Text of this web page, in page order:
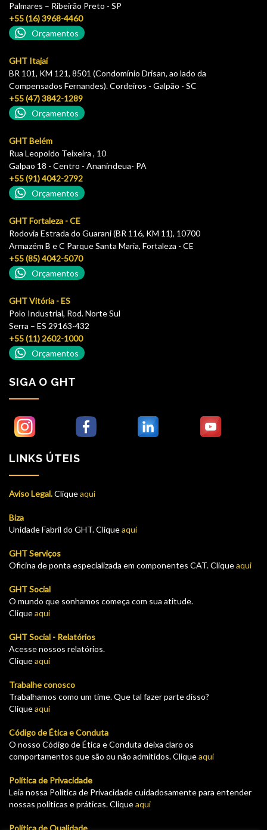
Palmares – Ribeirão Preto - SP
+55 (16) 3968-4460
Orçamentos
GHT Itajaí
BR 101, KM 121, 8501 (Condomínio Drisan, ao lado da
Compensados Fernandes). Cordeiros - Galpão - SC
+55 (47) 3842-1289
Orçamentos
GHT Belém
Rua Leopoldo Teixeira , 10
Galpao 18 - Centro - Ananindeua- PA
+55 (91) 4042-2792
Orçamentos
GHT Fortaleza - CE
Rodovia Estrada do Guarani (BR 116, KM 11), 10700
Armazém B e C Parque Santa Maria, Fortaleza - CE
+55 (85) 4042-5070
Orçamentos
GHT Vitória - ES
Polo Industrial, Rod. Norte Sul
Serra – ES 29163-432
+55 (11) 2602-1000
Orçamentos
SIGA O GHT
LINKS ÚTEIS
Aviso Legal.Cliqueaqui
Biza
Unidade Fabril do GHT. Cliqueaqui
GHT Serviços
Oficina de ponta especializada em componentes CAT. Cliqueaqui
GHT Social
O mundo que sonhamos começa com sua atitude.
Cliqueaqui
GHT Social - Relatórios
Acesse nossos relatórios.
Cliqueaqui
Trabalhe conosco
Trabalhamos como um time. Que tal fazer parte disso?
Cliqueaqui
Código de Ética e Conduta
O nosso Código de Ética e Conduta deixa claro os
comportamentos que são ou não admitidos. Cliqueaqui
Política de Privacidade
Leia nossa Política de Privacidade cuidadosamente para entender
nossas políticas e práticas. Cliqueaqui